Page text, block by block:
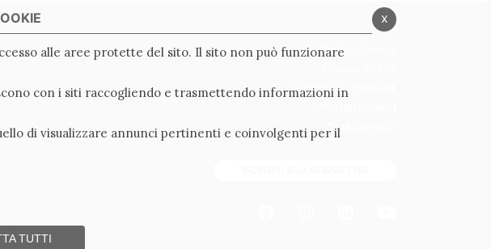
Privacy Policy
Condizioni generali
Codice Etico
x
alle aree protette del sito. Il sito non può funzionare
con i siti raccogliendo e trasmettendo informazioni in
di visualizzare annunci pertinenti e coinvolgenti per il
TUTTI